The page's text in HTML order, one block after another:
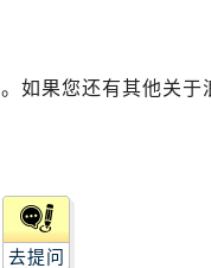
如果您还有其他关
去提问